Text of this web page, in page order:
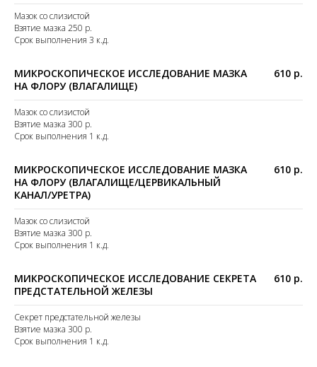
Мазок со слизистой
Взятие мазка 250 р.
Срок выполнения 3 к.д.
МИКРОСКОПИЧЕСКОЕ ИССЛЕДОВАНИЕ МАЗКА
НА ФЛОРУ (ВЛАГАЛИЩЕ)
610 р.
Мазок со слизистой
Взятие мазка 300 р.
Срок выполнения 1 к.д.
МИКРОСКОПИЧЕСКОЕ ИССЛЕДОВАНИЕ МАЗКА
НА ФЛОРУ (ВЛАГАЛИЩЕ/ЦЕРВИКАЛЬНЫЙ
КАНАЛ/УРЕТРА)
610 р.
Мазок со слизистой
Взятие мазка 300 р.
Срок выполнения 1 к.д.
МИКРОСКОПИЧЕСКОЕ ИССЛЕДОВАНИЕ СЕКРЕТА
ПРЕДСТАТЕЛЬНОЙ ЖЕЛЕЗЫ
610 р.
Секрет предстательной железы
Взятие мазка 300 р.
Срок выполнения 1 к.д.